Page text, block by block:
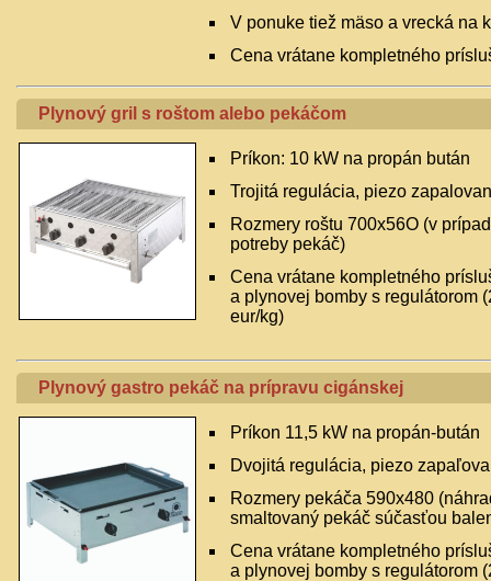
V ponuke tiež mäso a vrecká na
Cena vrátane kompletného
Plynový gril s roštom alebo pekáčom
Príkon: 10 kW na propán bután
Trojitá regulácia, piezo
Rozmery roštu 700x56O (v
potreby pekáč)
Cena vrátane kompletného
a plynovej bomby s regulátorom
eur/kg)
Plynový gastro pekáč na prípravu cigánskej
Príkon 11,5 kW na propán-bután
Dvojitá regulácia, piezo
Rozmery pekáča 590x480
smaltovaný pekáč súčasťou
Cena vrátane kompletného
a plynovej bomby s regulátorom